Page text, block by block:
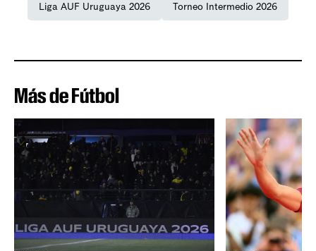
Liga AUF Uruguaya 2026 Torneo Intermedio 2026
Más de Fútbol